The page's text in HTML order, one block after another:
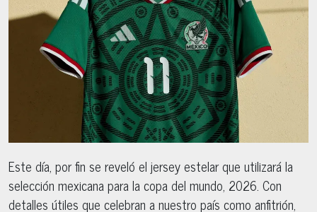
Este día, por fin se reveló el jersey estelar que utilizará la
selección mexicana para la copa del mundo, 2026. Con
detalles útiles que celebran a nuestro país como anfitrión,